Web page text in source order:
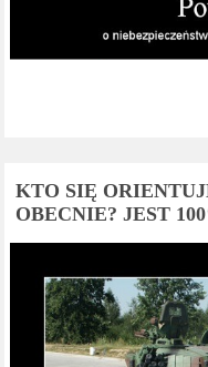
KTO SIĘ
OBECNIE? JEST